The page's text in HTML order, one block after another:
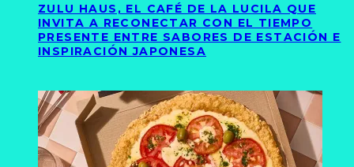
ZULU HAUS, EL CAFÉ DE LA LUCILA QUE
INVITA A RECONECTAR CON EL TIEMPO
PRESENTE ENTRE SABORES DE ESTACIÓN E
INSPIRACIÓN JAPONESA